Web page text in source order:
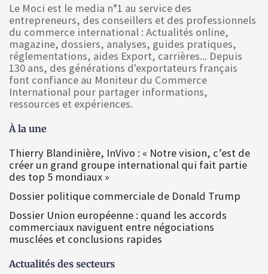
Le Moci est le media n°1 au service des
entrepreneurs, des conseillers et des professionnels
du commerce international : Actualités online,
magazine, dossiers, analyses, guides pratiques,
réglementations, aides Export, carrières... Depuis
130 ans, des générations d'exportateurs français
font confiance au Moniteur du Commerce
International pour partager informations,
ressources et expériences.
À la une
Thierry Blandinière, InVivo : « Notre vision, c’est de
créer un grand groupe international qui fait partie
des top 5 mondiaux »
Dossier politique commerciale de Donald Trump
Dossier Union européenne : quand les accords
commerciaux naviguent entre négociations
musclées et conclusions rapides
Actualités des secteurs